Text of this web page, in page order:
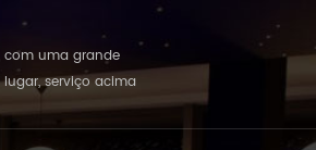
com uma grande
serviço acima